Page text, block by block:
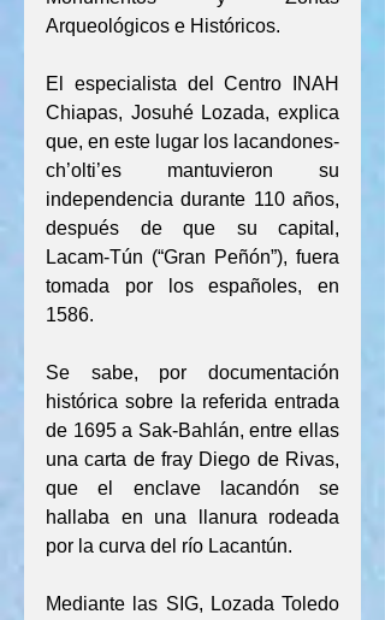
Arqueológicos e Históricos.
El especialista del Centro INAH
Chiapas, Josuhé Lozada, explica
que, en este lugar los lacandones-
ch’olti’es mantuvieron su
independencia durante 110 años,
después de que su capital,
Lacam-Tún (“Gran Peñón”), fuera
tomada por los españoles, en
1586.
Se sabe, por documentación
histórica sobre la referida entrada
de 1695 a Sak-Bahlán, entre ellas
una carta de fray Diego de Rivas,
que el enclave lacandón se
hallaba en una llanura rodeada
por la curva del río Lacantún.
Mediante las SIG, Lozada Toledo